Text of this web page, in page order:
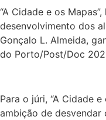
“A Cidade e os
desenvolvimento dos
Gonçalo L. Almeida,
do Porto/Post/Doc
Para o júri, “A Cidade
ambição de